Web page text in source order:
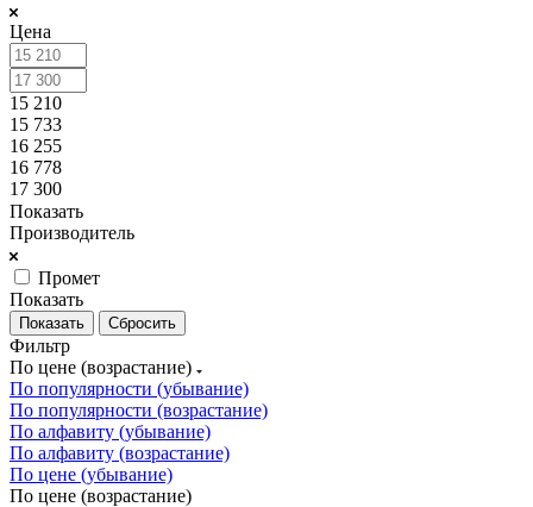
Цена
15 210
15 733
16 255
16 778
17 300
Показать
Производитель
Промет
Показать
Сбросить
Фильтр
По цене (возрастание)
По популярности (убывание)
По популярности (возрастание)
По алфавиту (убывание)
По алфавиту (возрастание)
По цене (убывание)
По цене (возрастание)